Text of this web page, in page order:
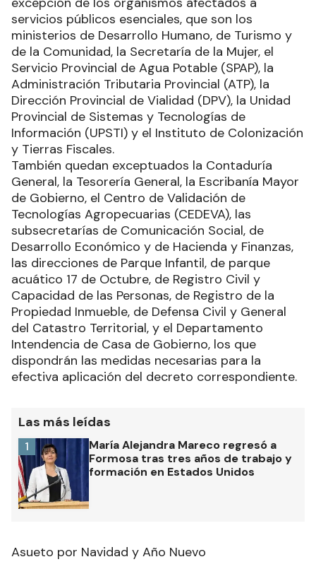
servicios públicos esenciales, que son los
ministerios de Desarrollo Humano, de Turismo y
de la Comunidad, la Secretaría de la Mujer, el
Servicio Provincial de Agua Potable (SPAP), la
Administración Tributaria Provincial (ATP), la
Dirección Provincial de Vialidad (DPV), la Unidad
Provincial de Sistemas y Tecnologías de
Información (UPSTI) y el Instituto de Colonización
y Tierras Fiscales.
También quedan exceptuados la Contaduría
General, la Tesorería General, la Escribanía Mayor
de Gobierno, el Centro de Validación de
Tecnologías Agropecuarias (CEDEVA), las
subsecretarías de Comunicación Social, de
Desarrollo Económico y de Hacienda y Finanzas,
las direcciones de Parque Infantil, de parque
acuático 17 de Octubre, de Registro Civil y
Capacidad de las Personas, de Registro de la
Propiedad Inmueble, de Defensa Civil y General
del Catastro Territorial, y el Departamento
Intendencia de Casa de Gobierno, los que
dispondrán las medidas necesarias para la
efectiva aplicación del decreto correspondiente.
Las más leídas
María Alejandra Mareco regresó a
Formosa tras tres años de trabajo y
formación en Estados Unidos
1
Asueto por Navidad y Año Nuevo